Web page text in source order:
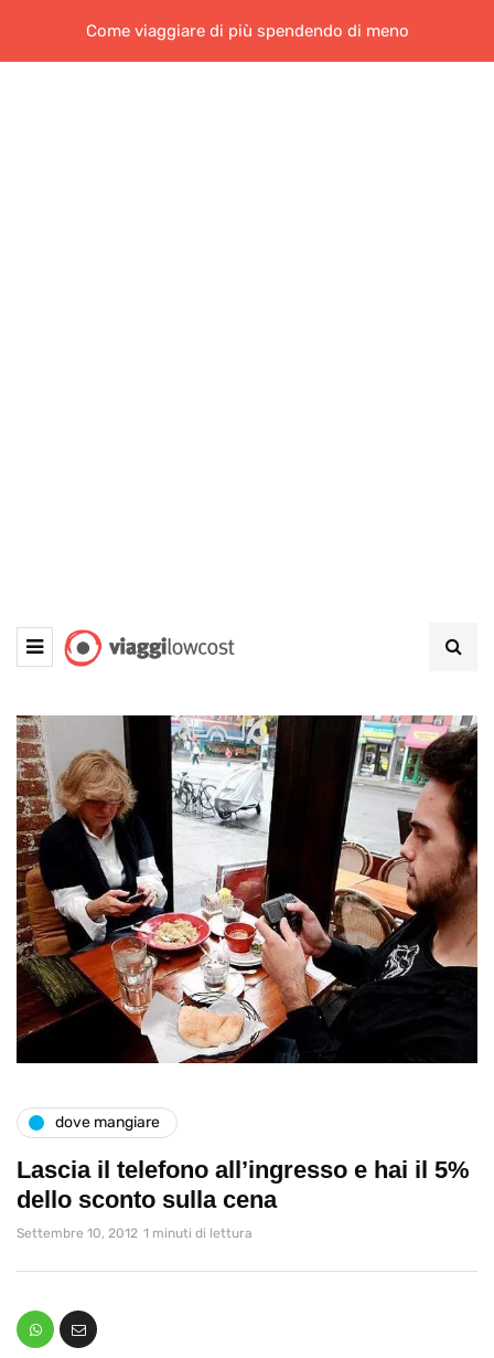
Come viaggiare di più spendendo di meno
dove mangiare
Lascia il telefono all’ingresso e hai il 5%
dello sconto sulla cena
Settembre 10, 2012 1 minuti di lettura